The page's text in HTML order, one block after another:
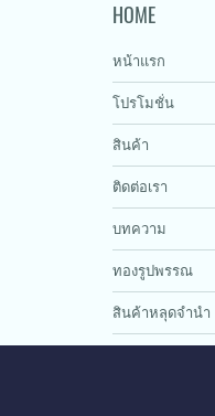
HOME
หน้าแรก
โปรโมชั่น
สินค้า
ติดต่อเรา
บทความ
ทองรูปพรรณ
สินค้าหลุดจำนำ